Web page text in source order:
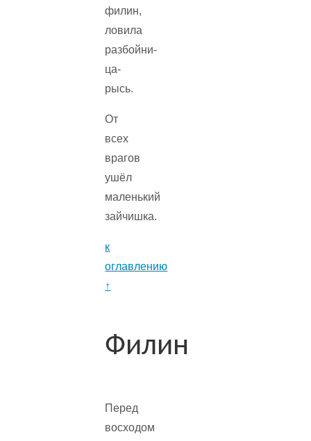
филин,
ловила
разбойни­
ца-
рысь.
От
всех
врагов
ушёл
маленький
зайчишка.
к
оглавлению
↑
Филин
Перед
восходом